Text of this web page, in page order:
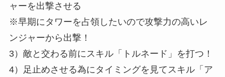
ャーを出撃させる
※早期にタワーを占領したいので攻撃力の高いレ
ンジャーから出撃！
3）敵と交わる前にスキル「トルネード」を打つ！
4）足止めさせる為にタイミングを見てスキル「ア